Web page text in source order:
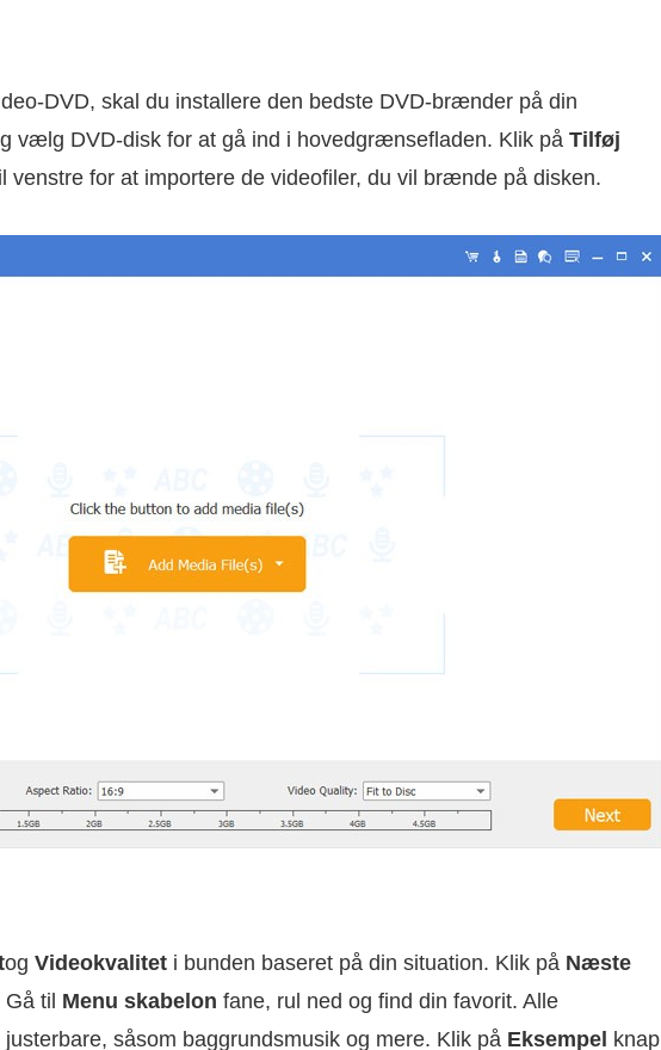
DVD, skal du installere den bedste DVD-brænder på din
vælg DVD-disk for at gå ind i hovedgrænsefladen. Klik på Tilføj
venstre for at importere de videofiler, du vil brænde på disken.
og Videokvalitet i bunden baseret på din situation. Klik på Næste
til Menu skabelon fane, rul ned og find din favorit. Alle
såsom baggrundsmusik og mere. Klik på Eksempel knap